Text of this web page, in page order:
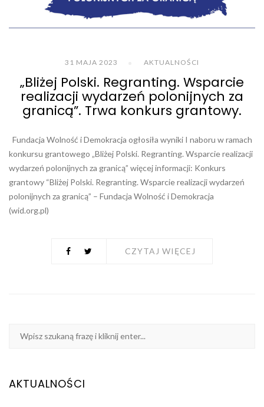
31 MAJA 2023 AKTUALNOŚCI
„Bliżej Polski. Regranting. Wsparcie
realizacji wydarzeń polonijnych za
granicą”. Trwa konkurs grantowy.
Fundacja Wolność i Demokracja ogłosiła wyniki I naboru w ramach
konkursu grantowego „Bliżej Polski. Regranting. Wsparcie realizacji
wydarzeń polonijnych za granicą” więcej informacji: Konkurs
grantowy “Bliżej Polski. Regranting. Wsparcie realizacji wydarzeń
polonijnych za granicą” – Fundacja Wolność i Demokracja
(wid.org.pl)
CZYTAJ WIĘCEJ
AKTUALNOŚCI